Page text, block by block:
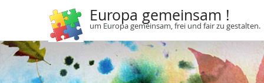
Europa gemeinsam !
um Europa gemeinsam, frei und fair zu gestalten.